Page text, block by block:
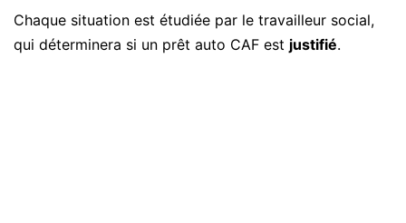
Chaque situation est étudiée par le travailleur social,
qui déterminera si un prêt auto CAF est justifié.